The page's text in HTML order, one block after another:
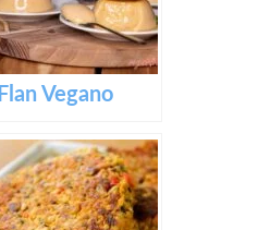
Flan Vegano